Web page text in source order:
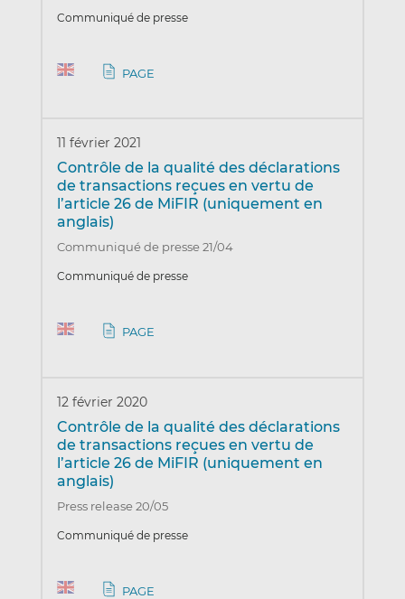
Communiqué de presse
PAGE
11 février 2021
Contrôle de la qualité des déclarations
de transactions reçues en vertu de
l’article 26 de MiFIR (uniquement en
anglais)
Communiqué de presse 21/04
Communiqué de presse
PAGE
12 février 2020
Contrôle de la qualité des déclarations
de transactions reçues en vertu de
l’article 26 de MiFIR (uniquement en
anglais)
Press release 20/05
Communiqué de presse
PAGE